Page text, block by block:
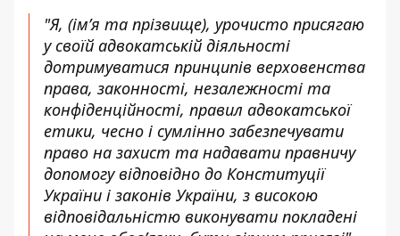
"Я, (ім’я та прізвище), урочисто присягаю
у своїй адвокатській діяльності
дотримуватися принципів верховенства
права, законності, незалежності та
конфіденційності, правил адвокатської
етики, чесно і сумлінно забезпечувати
право на захист та надавати правничу
допомогу відповідно до Конституції
України і законів України, з високою
відповідальністю виконувати покладені